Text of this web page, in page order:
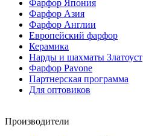
Фарфор Япония
Фарфор Азия
Фарфор Англии
Европейский фарфор
Керамика
Нарды и шахматы Златоуст
Фарфор Pavone
Партнерская программа
Для оптовиков
Производители